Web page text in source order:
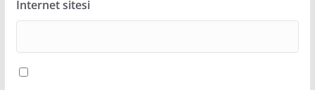
İnternet sitesi